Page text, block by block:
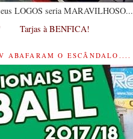
LOGOS seria MARAVILHOSO...
Tarjas à BENFICA!
ABAFARAM O ESCÂNDALO....